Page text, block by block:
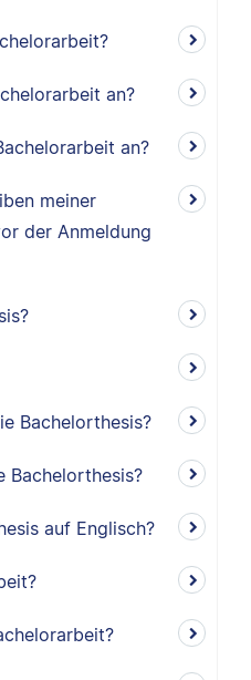
an?
an?
meiner
der Anmeldung
Bachelorthesis?
Bachelorthesis?
auf Englisch?